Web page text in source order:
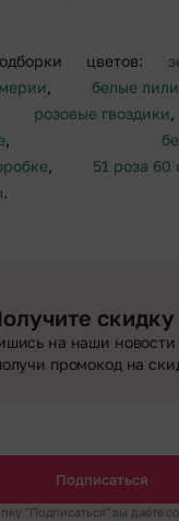
цветов:
, белые
розовые гвоздики
,
, 51 роза 60
.
скидку
на наши
промокод на
Подписаться
"Подписаться" вы даёте